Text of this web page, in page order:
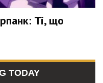
Ті, що
TODAY